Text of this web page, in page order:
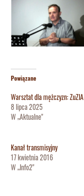
Powiązane
Warsztat dla mężczyzn: ZuZIA
8 lipca 2025
W „Aktualne"
Kanał transmisyjny
17 kwietnia 2016
W „Info2"